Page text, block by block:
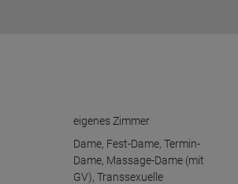
eigenes Zimmer
Dame, Fest-Dame, Termin-
Dame, Massage-Dame (mit
GV), Transsexuelle